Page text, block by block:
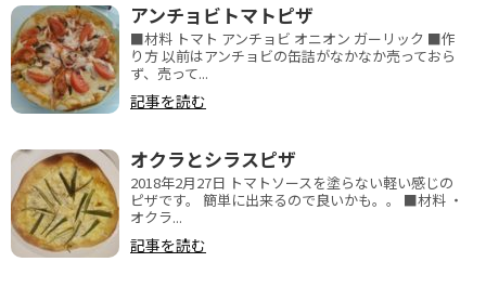
アンチョビトマトピザ
■材料 トマト アンチョビ オニオン ガーリック ■作
り方 以前はアンチョビの缶詰がなかなか売っておら
ず、売って...
記事を読む
オクラとシラスピザ
2018年2月27日 トマトソースを塗らない軽い感じの
ピザです。 簡単に出来るので良いかも。。 ■材料 ・
オクラ...
記事を読む